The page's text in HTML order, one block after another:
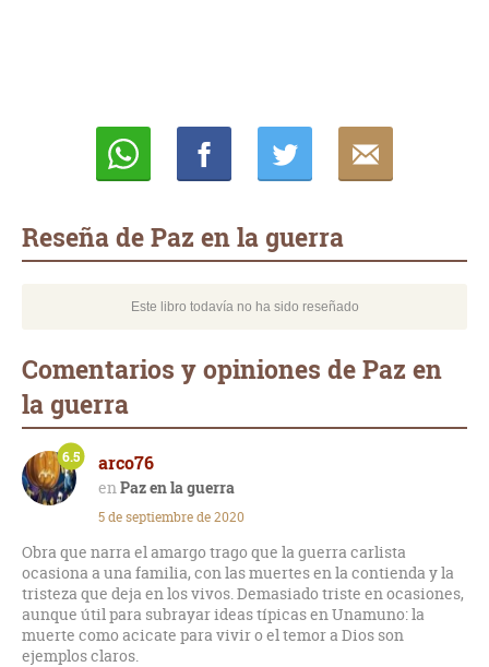
Reseña de Paz en la guerra
Este libro todavía no ha sido reseñado
Comentarios y opiniones de Paz en
la guerra
arco76
Paz en la guerra
6.5
5 de septiembre de 2020
Obra que narra el amargo trago que la guerra carlista
ocasiona a una familia, con las muertes en la contienda y la
tristeza que deja en los vivos. Demasiado triste en ocasiones,
aunque útil para subrayar ideas típicas en Unamuno: la
muerte como acicate para vivir o el temor a Dios son
ejemplos claros.